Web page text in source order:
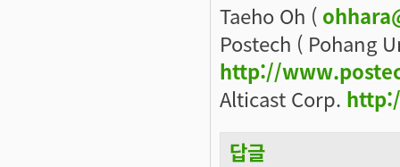
Taeho Oh (
Postech ( Pohang
http://
Alticast Corp.
답글